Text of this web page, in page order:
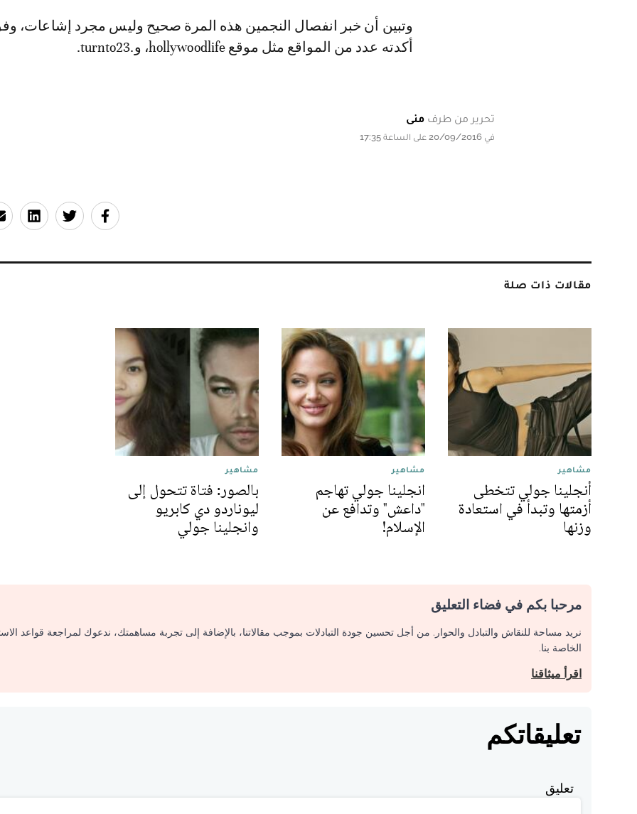
وتبين أن خبر انفصال النجمين هذه المرة صحيح وليس مجرد إشاعات،
أكدته عدد من المواقع مثل موقع hollywoodlife، و.turnto23.
تحرير من طرف منى
في 20/09/2016 على الساعة 17:35
مقالات ذات صلة
مشاهير
أنجلينا جولي تتخطى
أزمتها وتبدأ في استعادة
وزنها
مشاهير
انجلينا جولي تهاجم
"داعش" وتدافع عن
الإسلام!
مشاهير
بالصور: فتاة تتحول إلى
ليوناردو دي كابريو
وانجلينا جولي
مرحبا بكم في فضاء التعليق
نريد مساحة للنقاش والتبادل والحوار. من أجل تحسين جودة التبادلات بموجب مقالاتنا، بالإضافة إلى تجربة مساهمتك، ندعوك لمراجعة قواعد
الخاصة بنا.
اقرأ ميثاقنا
تعليقاتكم
تعليق